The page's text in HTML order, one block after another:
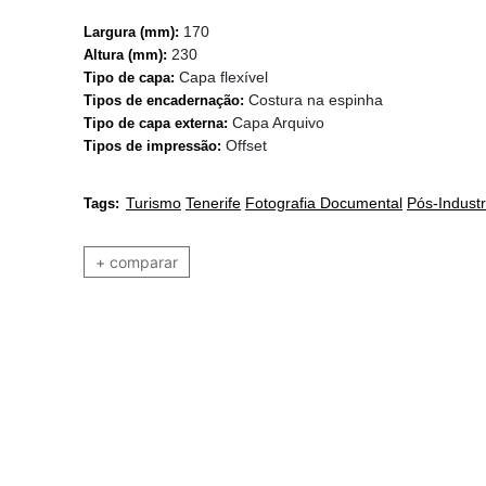
Largura (mm): 170
Altura (mm): 230
Tipo de capa: Capa flexível
Tipos de encadernação: Costura na espinha
Tipo de capa externa: Capa Arquivo
Tipos de impressão: Offset
Tags: Turismo Tenerife Fotografia Documental Pós-
+ comparar